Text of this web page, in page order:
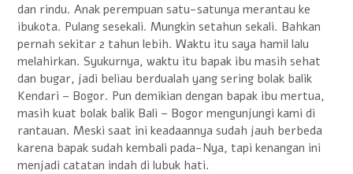
dan rindu. Anak perempuan satu-satunya merantau ke
ibukota. Pulang sesekali. Mungkin setahun sekali. Bahkan
pernah sekitar 2 tahun lebih. Waktu itu saya hamil lalu
melahirkan. Syukurnya, waktu itu bapak ibu masih sehat
dan bugar, jadi beliau berdualah yang sering bolak balik
Kendari – Bogor. Pun demikian dengan bapak ibu mertua,
masih kuat bolak balik Bali – Bogor mengunjungi kami di
rantauan. Meski saat ini keadaannya sudah jauh berbeda
karena bapak sudah kembali pada-Nya, tapi kenangan ini
menjadi catatan indah di lubuk hati.